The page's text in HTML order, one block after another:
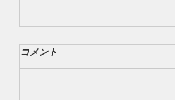
コメント